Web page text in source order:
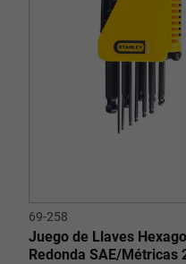
69-258
Juego de Llaves
Redonda SAE/Métricas